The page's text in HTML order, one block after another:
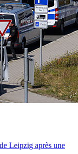
Leipzig après une